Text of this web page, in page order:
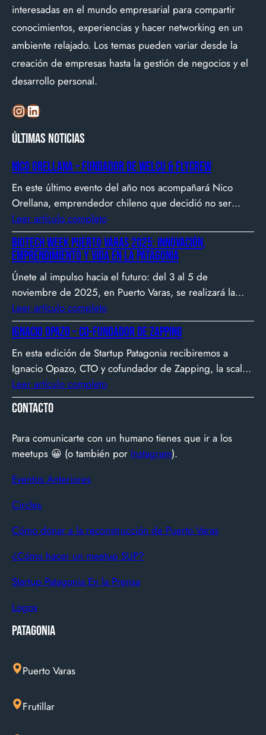
interesadas en el mundo empresarial para compartir
conocimientos, experiencias y hacer networking en un
ambiente relajado. Los temas pueden variar desde la
creación de empresas hasta la gestión de negocios y el
desarrollo personal.
InstagramLinkedIn
Últimas noticias
Nico Orellana – Fundador de Welcu & Flycrew
En este último evento del año nos acompañará Nico
Orellana, emprendedor chileno que decidió no ser
gerente, sino constructor de impacto. Desde que en
2007 fundó Webprendedor (¡un visionario!), evento
que buscó dar visibilidad al emprendimiento
tecnológico en Chile, hasta fundar Welcu, la primera
empresa latinoamericana acelerada por 500 Startups en
Silicon Valley.
Leer artículo completo
Biotech Week Puerto Varas 2025: Innovación,
emprendimiento y vida en la Patagonia
Únete al impulso hacia el futuro: del 3 al 5 de
noviembre de 2025, en Puerto Varas, se realizará la
Biotech Week Puerto Varas 2025 donde la
biotecnología, el emprendimiento y el entorno
patagónico convergen para transformar ideas en
impacto.
Leer artículo completo
Ignacio Opazo – Co-Fundador de Zapping
En esta edición de Startup Patagonia recibiremos a
Ignacio Opazo, CTO y cofundador de Zapping, la scale-
up chilena que está cambiando la manera en que
América Latina ve televisión. ​Zapping nació con una idea
simple y potente: ofrecer una experiencia de TV por
internet fluida, sin decodificadores ni contratos, y hoy
suma más de 600…
Leer artículo completo
Contacto
Para comunicarte con un humano tienes que ir a los
meetups 😀 (o también por Instagram).
Eventos Anteriores
Circles
Cómo donar a la reconstrucción de Puerto Varas
¿Cómo hacer un meetup SUP?
Startup Patagonia En la Prensa
Logos
Patagonia
Puerto Varas
Frutillar